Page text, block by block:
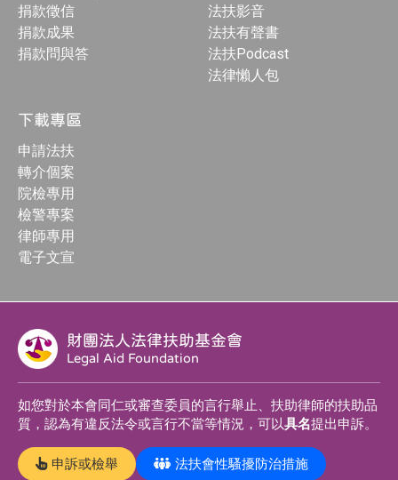
捐款徵信
捐款成果
捐款問與答
法扶影音
法扶有聲書
法扶Podcast
法律懶人包
下載專區
申請法扶
轉介個案
院檢專用
檢警專案
律師專用
電子文宣
財團法人法律扶助基金會
Legal Aid Foundation
如您對於本會同仁或審查委員的言行舉止、扶助律師的扶助品
質，認為有違反法令或言行不當等情況，可以具名提出申訴。
申訴或檢舉 法扶會性騷擾防治措施